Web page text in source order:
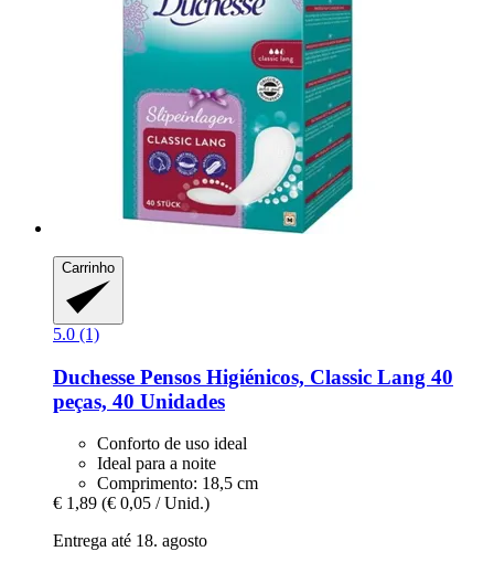
Carrinho
5.0 (1)
Duchesse Pensos Higiénicos, Classic Lang 40
peças, 40 Unidades
Conforto de uso ideal
Ideal para a noite
Comprimento: 18,5 cm
€ 1,89 (€ 0,05 / Unid.)
Entrega até 18. agosto